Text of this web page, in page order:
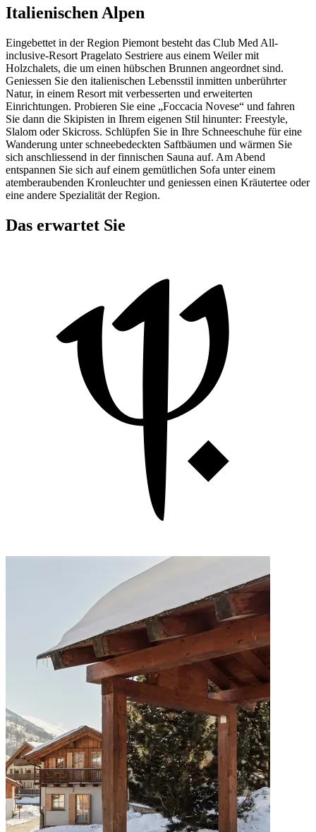
Italienischen Alpen
Eingebettet in der Region Piemont besteht das Club Med All-
inclusive-Resort Pragelato Sestriere aus einem Weiler mit
Holzchalets, die um einen hübschen Brunnen angeordnet sind.
Geniessen Sie den italienischen Lebensstil inmitten unberührter
Natur, in einem Resort mit verbesserten und erweiterten
Einrichtungen. Probieren Sie eine „Foccacia Novese“ und fahren
Sie dann die Skipisten in Ihrem eigenen Stil hinunter: Freestyle,
Slalom oder Skicross. Schlüpfen Sie in Ihre Schneeschuhe für eine
Wanderung unter schneebedeckten Saftbäumen und wärmen Sie
sich anschliessend in der finnischen Sauna auf. Am Abend
entspannen Sie sich auf einem gemütlichen Sofa unter einem
atemberaubenden Kronleuchter und geniessen einen Kräutertee oder
eine andere Spezialität der Region.
Das erwartet Sie